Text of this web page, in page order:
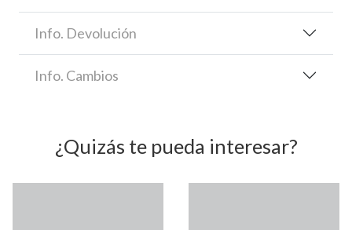
Info. Devolución
Info. Cambios
¿Quizás te pueda interesar?